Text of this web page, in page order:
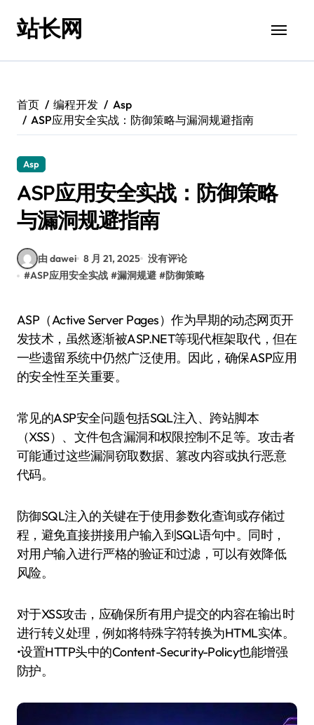
站长网
首页 编程开发
Asp
ASP应用安全实战：防御策略与漏洞规避指南
Asp
ASP应用安全实战：防御策略
与漏洞规避指南
由 dawei 8 月 21, 2025 没有评论
#ASP应用安全实战 #漏洞规避 #防御策略
ASP（Active Server Pages）作为早期的动态网页开
发技术，虽然逐渐被ASP.NET等现代框架取代，但在
一些遗留系统中仍然广泛使用。因此，确保ASP应用
的安全性至关重要。
常见的ASP安全问题包括SQL注入、跨站脚本
（XSS）、文件包含漏洞和权限控制不足等。攻击者
可能通过这些漏洞窃取数据、篡改内容或执行恶意
代码。
防御SQL注入的关键在于使用参数化查询或存储过
程，避免直接拼接用户输入到SQL语句中。同时，
对用户输入进行严格的验证和过滤，可以有效降低
风险。
对于XSS攻击，应确保所有用户提交的内容在输出时
进行转义处理，例如将特殊字符转换为HTML实体。
•设置HTTP头中的Content-Security-Policy也能增强
防护。